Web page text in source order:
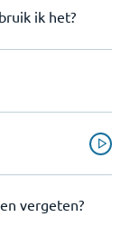
ik het?
vergeten?